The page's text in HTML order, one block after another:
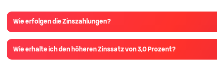
Wie erfolgen die Zinszahlungen?
Wie erhalte ich den höheren Zinssatz von 3,0 Prozent?